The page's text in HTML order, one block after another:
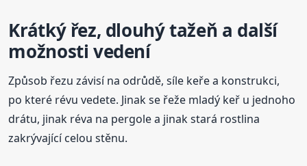
Krátký řez, dlouhý tažeň a další
možnosti vedení
Způsob řezu závisí na odrůdě, síle keře a konstrukci,
po které révu vedete. Jinak se řeže mladý keř u jednoho
drátu, jinak réva na pergole a jinak stará rostlina
zakrývající celou stěnu.